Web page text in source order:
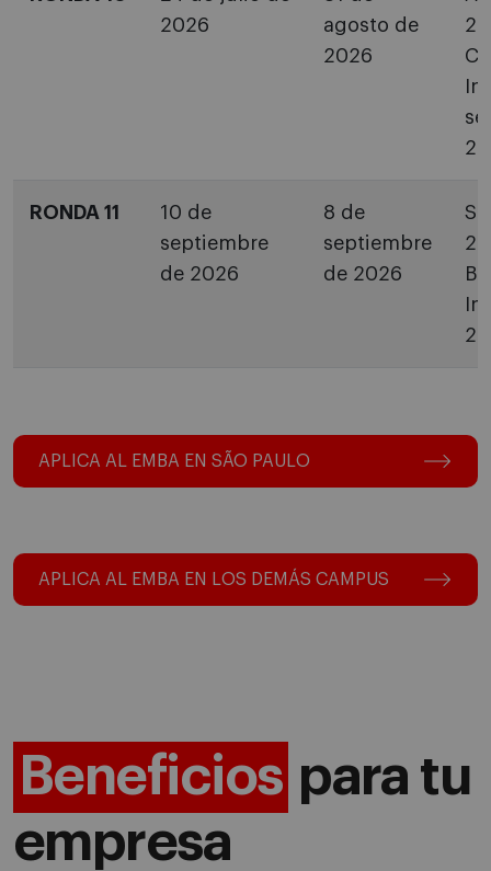
2026
agosto de
2026
RONDA 11
10 de
septiembre
de 2026
8 de
septiembre
de 2026
APLICA AL EMBA EN SÃO PAULO
APLICA AL EMBA EN LOS DEMÁS CAMPUS
Beneficios para tu
empresa